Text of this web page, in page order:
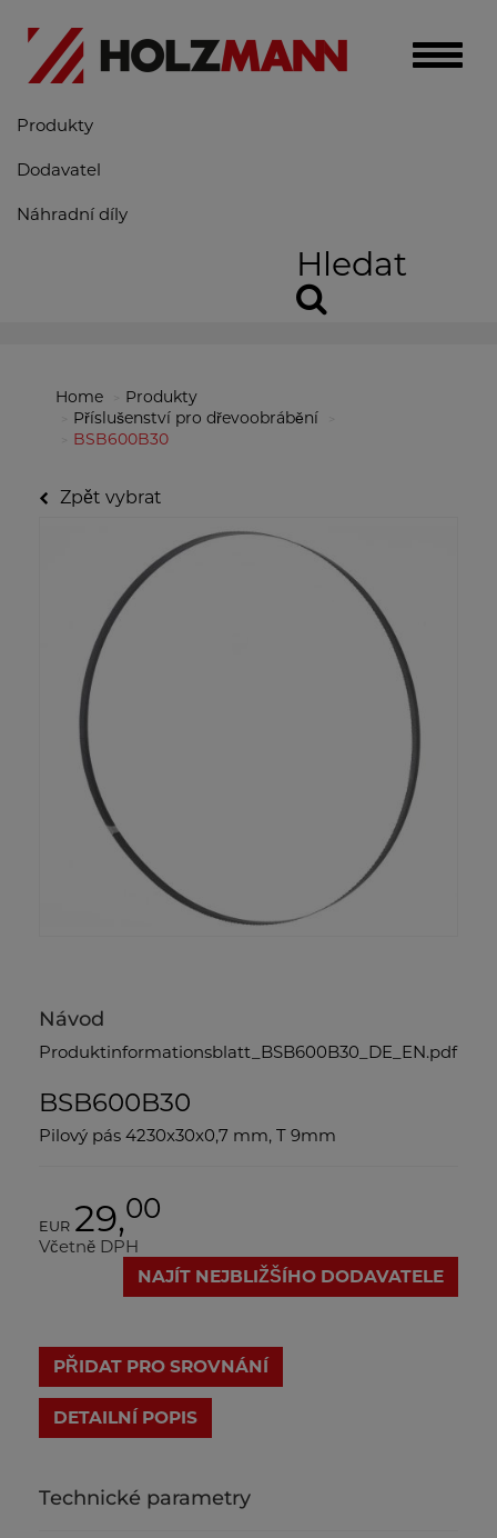
Toggle
Produkty
Dodavatel
Náhradní díly
Hledat
Home
Produkty
Příslušenství pro dřevoobrábění
BSB600B30
Zpět vybrat
Návod
Produktinformationsblatt_BSB600B30_DE_EN.pdf
BSB600B30
Pilový pás 4230x30x0,7 mm, T 9mm
EUR 29,00
Včetně DPH
NAJÍT NEJBLIŽŠÍHO DODAVATELE
PŘIDAT PRO SROVNÁNÍ
DETAILNÍ POPIS
Technické parametry